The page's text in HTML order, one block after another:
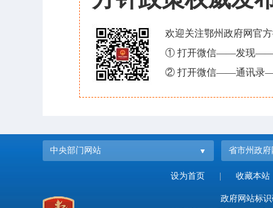
欢迎关注鄂州政府网官
① 打开微信——发现——
② 打开微信——通讯录
中央部门网站 省市州政府
设为首页 收藏本站
政府网站标